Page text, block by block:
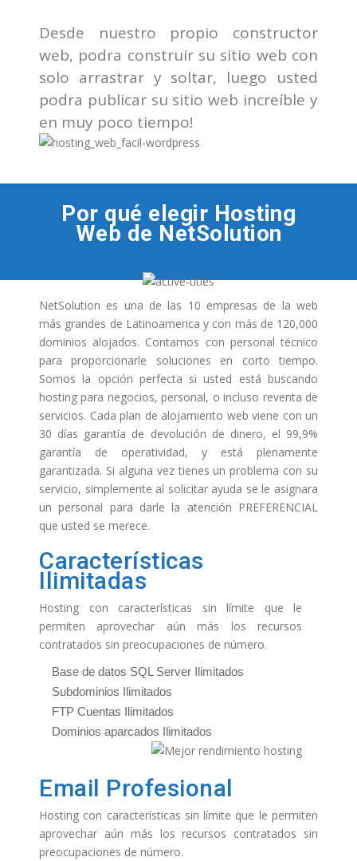
Desde nuestro propio constructor
web, podra construir su sitio web con
solo arrastrar y soltar, luego usted
podra publicar su sitio web increíble y
en muy poco tiempo!
Por qué elegir Hosting
Web de NetSolution
NetSolution es una de las 10 empresas de la web
más grandes de Latinoamerica y con más de 120,000
dominios alojados. Contamos con personal técnico
para proporcionarle soluciones en corto tiempo.
Somos la opción perfecta si usted está buscando
hosting para negocios, personal, o incluso reventa de
servicios. Cada plan de alojamiento web viene con un
30 días garantía de devolución de dinero, el 99,9%
garantía de operatividad, y está plenamente
garantizada. Si alguna vez tienes un problema con su
servicio, simplemente al solicitar ayuda se le asignara
un personal para darle la atención PREFERENCIAL
que usted se merece.
Características
Ilimitadas
Hosting con características sin límite que le
permiten aprovechar aún más los recursos
contratados sin preocupaciones de número.
Base de datos SQL Server Ilimitados
Subdominios Ilimitados
FTP Cuentas Ilimitados
Dominios aparcados Ilimitados
Email Profesional
Hosting con características sin límite que le permiten
aprovechar aún más los recursos contratados sin
preocupaciones de número.